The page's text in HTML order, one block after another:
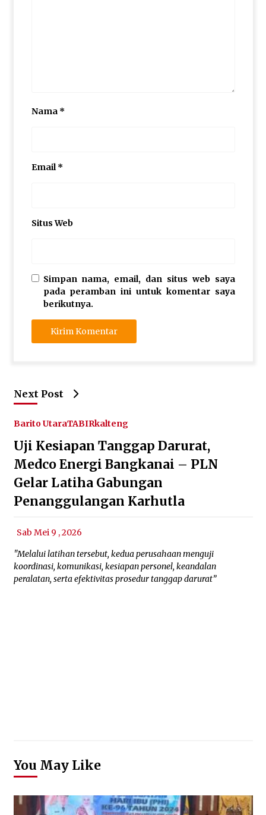
Nama *
Email *
Situs Web
Simpan nama, email, dan situs web saya
pada peramban ini untuk komentar saya
berikutnya.
Next Post
Barito UtaraTABIRkalteng
Uji Kesiapan Tanggap Darurat,
Medco Energi Bangkanai – PLN
Gelar Latiha Gabungan
Penanggulangan Karhutla
Sab Mei 9 , 2026
"Melalui latihan tersebut, kedua perusahaan menguji
koordinasi, komunikasi, kesiapan personel, keandalan
peralatan, serta efektivitas prosedur tanggap darurat”
You May Like